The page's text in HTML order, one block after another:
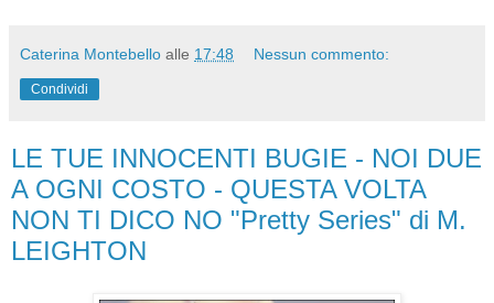
Caterina Montebello alle 17:48 Nessun commento:
Condividi
LE TUE INNOCENTI BUGIE - NOI DUE
A OGNI COSTO - QUESTA VOLTA
NON TI DICO NO "Pretty Series" di M.
LEIGHTON